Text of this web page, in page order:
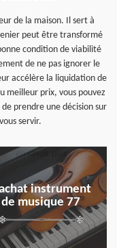
de la maison. Il sert à
peut être transformé
condition de viabilité
de ne pas ignorer le
accélère la liquidation de
meilleur prix, vous pouvez
prendre une décision sur
servir.
instrument
de musique 77
en savoir plus